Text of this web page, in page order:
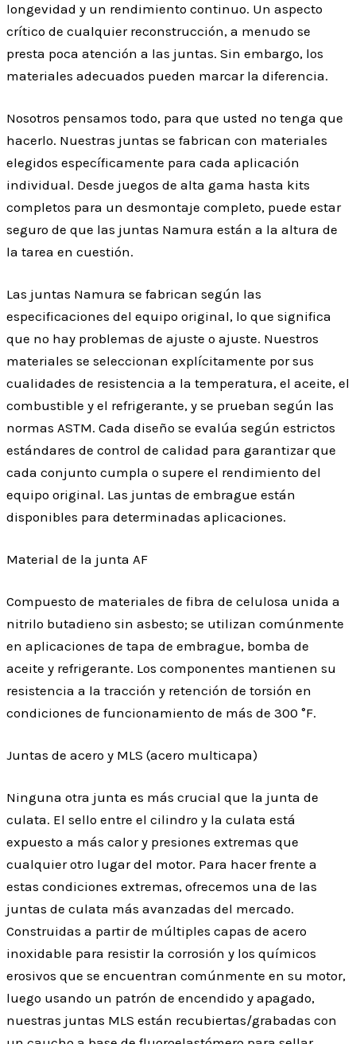
longevidad y un rendimiento continuo. Un aspecto
crítico de cualquier reconstrucción, a menudo se
presta poca atención a las juntas. Sin embargo, los
materiales adecuados pueden marcar la diferencia.
Nosotros pensamos todo, para que usted no tenga que
hacerlo. Nuestras juntas se fabrican con materiales
elegidos específicamente para cada aplicación
individual. Desde juegos de alta gama hasta kits
completos para un desmontaje completo, puede estar
seguro de que las juntas Namura están a la altura de
la tarea en cuestión.
Las juntas Namura se fabrican según las
especificaciones del equipo original, lo que significa
que no hay problemas de ajuste o ajuste. Nuestros
materiales se seleccionan explícitamente por sus
cualidades de resistencia a la temperatura, el aceite, el
combustible y el refrigerante, y se prueban según las
normas ASTM. Cada diseño se evalúa según estrictos
estándares de control de calidad para garantizar que
cada conjunto cumpla o supere el rendimiento del
equipo original. Las juntas de embrague están
disponibles para determinadas aplicaciones.
Material de la junta AF
Compuesto de materiales de fibra de celulosa unida a
nitrilo butadieno sin asbesto; se utilizan comúnmente
en aplicaciones de tapa de embrague, bomba de
aceite y refrigerante. Los componentes mantienen su
resistencia a la tracción y retención de torsión en
condiciones de funcionamiento de más de 300 °F.
Juntas de acero y MLS (acero multicapa)
Ninguna otra junta es más crucial que la junta de
culata. El sello entre el cilindro y la culata está
expuesto a más calor y presiones extremas que
cualquier otro lugar del motor. Para hacer frente a
estas condiciones extremas, ofrecemos una de las
juntas de culata más avanzadas del mercado.
Construidas a partir de múltiples capas de acero
inoxidable para resistir la corrosión y los químicos
erosivos que se encuentran comúnmente en su motor,
luego usando un patrón de encendido y apagado,
nuestras juntas MLS están recubiertas/grabadas con